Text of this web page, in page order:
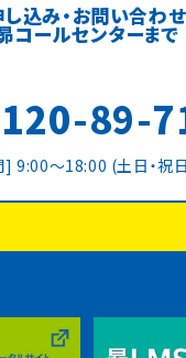
し込み・お問い合わ
コールセンターまで
89-
9:00〜18:00 (土日・祝